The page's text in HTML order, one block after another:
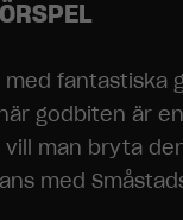
fantastiska
godbiten är
man bryta
med